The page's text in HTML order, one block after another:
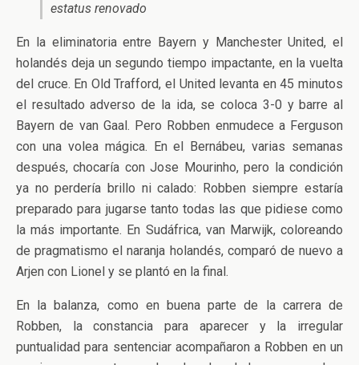
estatus renovado
En la eliminatoria entre Bayern y Manchester United, el
holandés deja un segundo tiempo impactante, en la vuelta
del cruce. En Old Trafford, el United levanta en 45 minutos
el resultado adverso de la ida, se coloca 3-0 y barre al
Bayern de van Gaal. Pero Robben enmudece a Ferguson
con una volea mágica. En el Bernábeu, varias semanas
después, chocaría con Jose Mourinho, pero la condición
ya no perdería brillo ni calado: Robben siempre estaría
preparado para jugarse tanto todas las que pidiese como
la más importante. En Sudáfrica, van Marwijk, coloreando
de pragmatismo el naranja holandés, comparó de nuevo a
Arjen con Lionel y se plantó en la final.
En la balanza, como en buena parte de la carrera de
Robben, la constancia para aparecer y la irregular
puntualidad para sentenciar acompañaron a Robben en un